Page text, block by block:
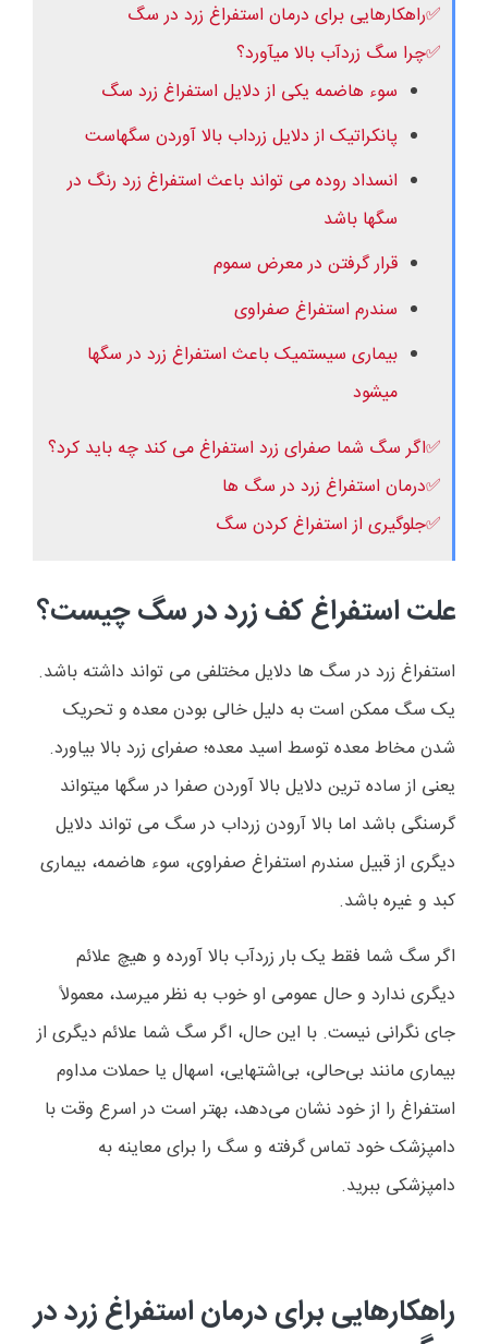
✅راهکارهایی برای درمان استفراغ زرد در سگ
✅چرا سگ زردآب بالا میآورد؟
سوء هاضمه یکی از دلایل استفراغ زرد سگ
پانکراتیک از دلایل زرداب بالا آوردن سگهاست
انسداد روده می تواند باعث استفراغ زرد رنگ در
سگها باشد
قرار گرفتن در معرض سموم
سندرم استفراغ صفراوی
بیماری سیستمیک باعث استفراغ زرد در سگها
میشود
✅اگر سگ شما صفرای زرد استفراغ می کند چه باید کرد؟
✅درمان استفراغ زرد در سگ ها
✅جلوگیری از استفراغ کردن سگ
علت استفراغ کف زرد در سگ چیست؟
استفراغ زرد در سگ ها دلایل مختلفی می تواند داشته باشد.
یک سگ ممکن است به دلیل خالی بودن معده و تحریک
شدن مخاط معده توسط اسید معده؛ صفرای زرد بالا بیاورد.
یعنی از ساده ترین دلایل بالا آوردن صفرا در سگها میتواند
گرسنگی باشد اما بالا آرودن زرداب در سگ می تواند دلایل
دیگری از قبیل سندرم استفراغ صفراوی، سوء هاضمه، بیماری
کبد و غیره باشد.
اگر سگ شما فقط یک بار زردآب بالا آورده و هیچ علائم
دیگری ندارد و حال عمومی او خوب به نظر میرسد، معمولاً
جای نگرانی نیست. با این حال، اگر سگ شما علائم دیگری از
بیماری مانند بی‌حالی، بی‌اشتهایی، اسهال یا حملات مداوم
استفراغ را از خود نشان می‌دهد، بهتر است در اسرع وقت با
دامپزشک خود تماس گرفته و سگ را برای معاینه به
دامپزشکی ببرید.
راهکارهایی برای درمان استفراغ زرد در